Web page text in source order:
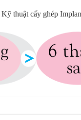
Kỹ thuật cấy ghép